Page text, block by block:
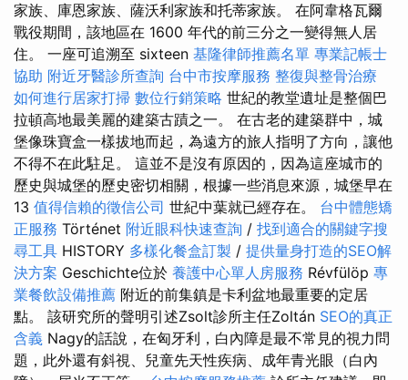
家族、庫恩家族、薩沃利家族和托蒂家族。 在阿韋格瓦爾
戰役期間，該地區在 1600 年代的前三分之一變得無人居
住。 一座可追溯至 sixteen 基隆律師推薦名單 專業記帳士
協助 附近牙醫診所查詢 台中市按摩服務 整復與整骨治療
如何進行居家打掃 數位行銷策略 世紀的教堂遺址是整個巴
拉頓高地最美麗的建築古蹟之一。 在古老的建築群中，城
堡像珠寶盒一樣拔地而起，為遠方的旅人指明了方向，讓他
不得不在此駐足。 這並不是沒有原因的，因為這座城市的
歷史與城堡的歷史密切相關，根據一些消息來源，城堡早在
13 值得信賴的徵信公司 世紀中葉就已經存在。 台中體態矯
正服務 Történet 附近眼科快速查詢 / 找到適合的關鍵字搜
尋工具 HISTORY 多樣化餐盒訂製 / 提供量身打造的SEO解
決方案 Geschichte位於 養護中心單人房服務 Révfülöp 專
業餐飲設備推薦 附近的前集鎮是卡利盆地最重要的定居
點。 該研究所的聲明引述Zsolt診所主任Zoltán SEO的真正
含義 Nagy的話說，在匈牙利，白內障是最不常見的視力問
題，此外還有斜視、兒童先天性疾病、成年青光眼（白內